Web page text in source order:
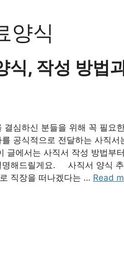
양식
식, 작성 방법
심하신 분들을 위해 꼭 필요
공식적으로 전달하는 사직
글에서는 사직서 작성 방법부
명해드릴게요. 사직서 양식
직장을 떠나겠다는 … Read